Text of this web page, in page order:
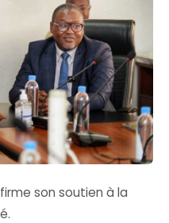
son soutien à la